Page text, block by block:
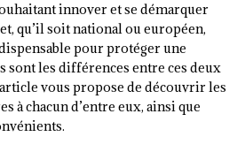
innover et se démarquer
qu’il soit national ou européen,
pour protéger une
sont les différences entre ces deux
vous propose de découvrir les
à chacun d’entre eux, ainsi que